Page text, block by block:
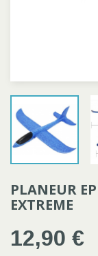
PLANEUR
EXTREME
12,90 €